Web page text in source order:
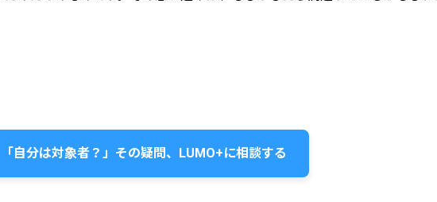
「自分は対象者？」その疑問、LUMO+に相談する